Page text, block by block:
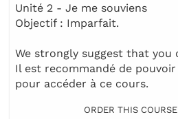
Unité 2 - Je me souviens
Objectif : Imparfait.
We strongly suggest that you
Il est recommandé de pouvoir
pour accéder à ce cours.
ORDER THIS